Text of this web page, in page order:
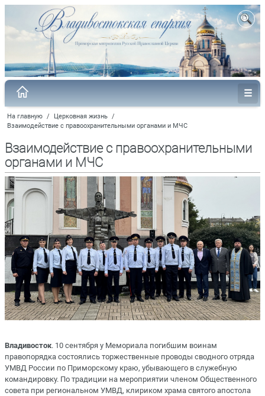
На главную / Церковная жизнь /
Взаимодействие с правоохранительными органами и МЧС
Взаимодействие с правоохранительными
органами и МЧС
Владивосток. 10 сентября у Мемориала погибшим воинам
правопорядка состоялись торжественные проводы сводного отряда
УМВД России по Приморскому краю, убывающего в служебную
командировку. По традиции на мероприятии членом Общественного
совета при региональном УМВД, клириком храма святого апостола